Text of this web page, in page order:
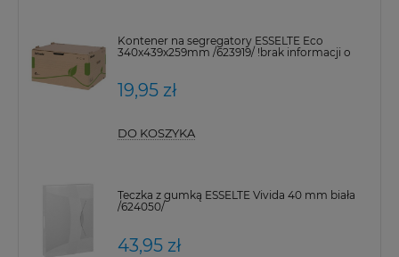
Kontener na segregatory ESSELTE Eco
340x439x259mm /623919/ !brak informacji o
19,95 zł
DO KOSZYKA
Teczka z gumką ESSELTE Vivida 40 mm biała
/624050/
43,95 zł